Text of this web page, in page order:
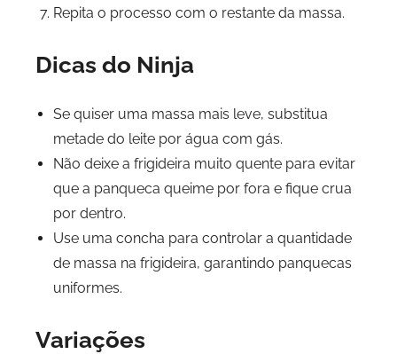
Repita o processo com o restante da massa.
Dicas do Ninja
Se quiser uma massa mais leve, substitua
metade do leite por água com gás.
Não deixe a frigideira muito quente para evitar
que a panqueca queime por fora e fique crua
por dentro.
Use uma concha para controlar a quantidade
de massa na frigideira, garantindo panquecas
uniformes.
Variações